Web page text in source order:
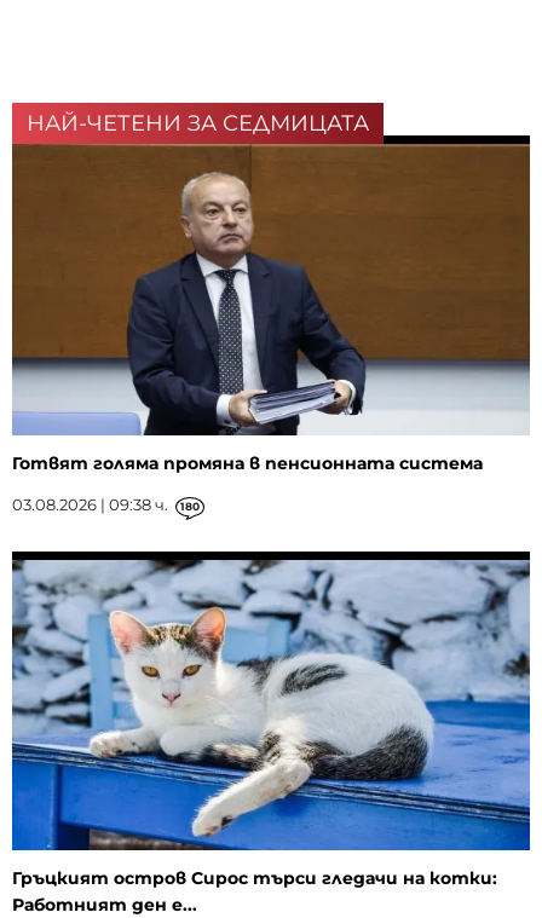
НАЙ-ЧЕТЕНИ ЗА СЕДМИЦАТА
Готвят голяма промяна в пенсионната система
03.08.2026 | 09:38 ч. 180
Гръцкият остров Сирос търси гледачи на котки:
Работният ден е...